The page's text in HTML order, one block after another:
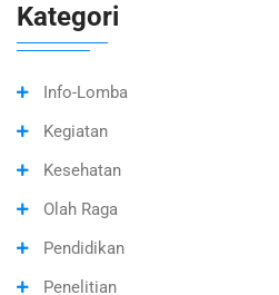
Kategori
Info-Lomba
Kegiatan
Kesehatan
Olah Raga
Pendidikan
Penelitian